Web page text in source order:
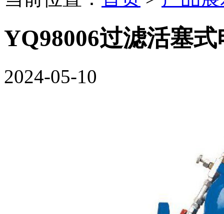
YQ98006过滤活塞
2024-05-10